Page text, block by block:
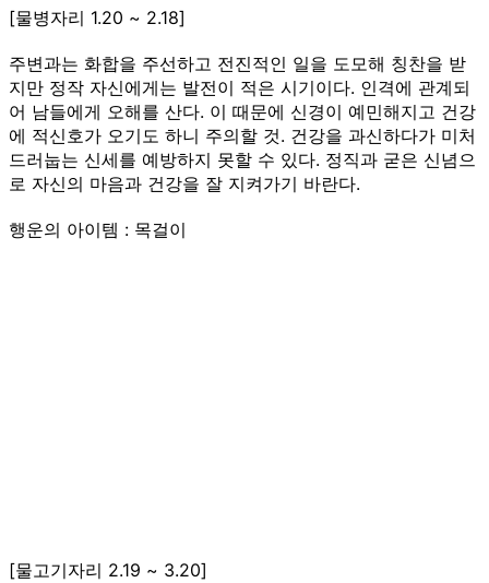
[물병자리 1.20 ~ 2.18]
주변과는 화합을 주선하고 전진적인 일을 도모해 칭찬을 받
지만 정작 자신에게는 발전이 적은 시기이다. 인격에 관계되
어 남들에게 오해를 산다. 이 때문에 신경이 예민해지고 건강
에 적신호가 오기도 하니 주의할 것. 건강을 과신하다가 미처
드러눕는 신세를 예방하지 못할 수 있다. 정직과 굳은 신념으
로 자신의 마음과 건강을 잘 지켜가기 바란다.
행운의 아이템 : 목걸이
[물고기자리 2.19 ~ 3.20]